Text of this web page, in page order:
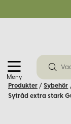
Meny
Produkter / Sybehör
Sytråd extra stark